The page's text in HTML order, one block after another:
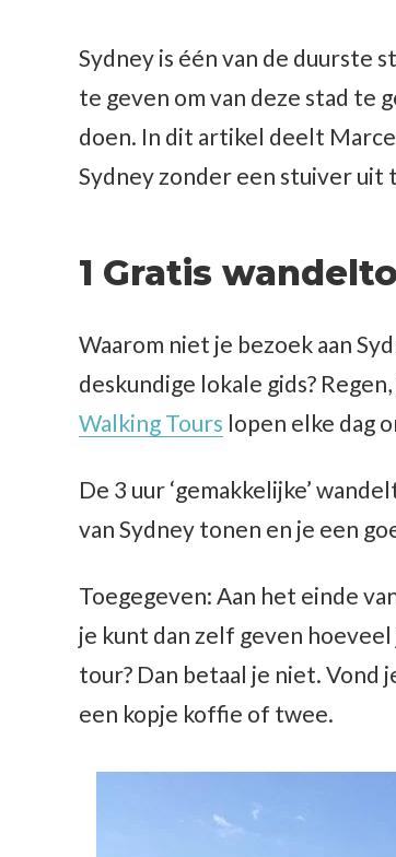
Sydney is één van de duurste
te geven om van deze stad te
doen. In dit artikel deelt
Sydney zonder een stuiver uit
1 Gratis
Waarom niet je bezoek aan
deskundige lokale gids?
Walking Tours lopen elke dag
De 3 uur ‘gemakkelijke’
van Sydney tonen en je een
Toegegeven: Aan het einde
je kunt dan zelf geven
tour? Dan betaal je niet. Vond
een kopje koffie of twee.